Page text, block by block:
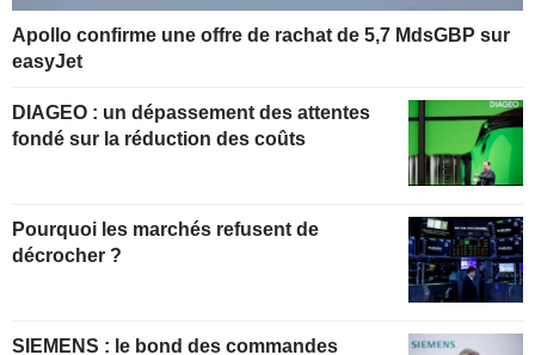
Apollo confirme une offre de rachat de 5,7 MdsGBP sur
easyJet
DIAGEO : un dépassement des attentes
fondé sur la réduction des coûts
Pourquoi les marchés refusent de
décrocher ?
SIEMENS : le bond des commandes